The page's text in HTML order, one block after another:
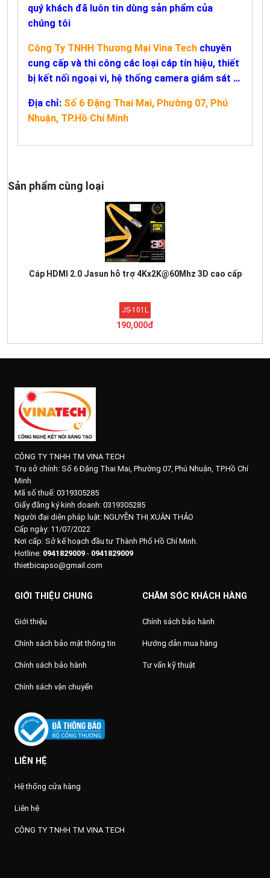
quý khách đã luôn tin dùng sản phẩm của
chúng tôi
Công Ty TNHH Thương Mại Vina Tech chuyên
cung cấp và thi công các loại cáp tín hiệu, thiết
bị kết nối ngoại vi, hệ thống camera giám sát …
Địa chỉ: Số 6 Đặng Thai Mai, Phường 07, Phú
Nhuận, TP.Hồ Chí Minh
Sản phẩm cùng loại
Cáp HDMI 2.0 Jasun hỗ trợ 4Kx2K@60Mhz 3D cao cấp
JS-101L
190,000đ
CÔNG TY TNHH TM VINA TECH
Trụ sở chính: Số 6 Đặng Thai Mai, Phường 07, Phú Nhuận, TP.Hồ Chí
Minh
Mã số thuế: 0319305285
Giấy đăng ký kinh doanh: 0319305285
Người đại diện pháp luật: NGUYỄN THỊ XUÂN THẢO
Cấp ngày: 11/07/2022
Nơi cấp: Sở kế hoạch đầu tư Thành Phố Hồ Chí Minh.
Hotline: 0941829009 - 0941829009
thietbicapso@gmail.com
GIỚI THIỆU CHUNG
Giới thiệu
Chính sách bảo mật thông tin
Chính sách bảo hành
Chính sách vận chuyển
CHĂM SÓC KHÁCH HÀNG
Chính sách bảo hành
Hướng dẫn mua hàng
Tư vấn kỹ thuật
LIÊN HỆ
Hệ thống cửa hàng
Liên hệ
CÔNG TY TNHH TM VINA TECH